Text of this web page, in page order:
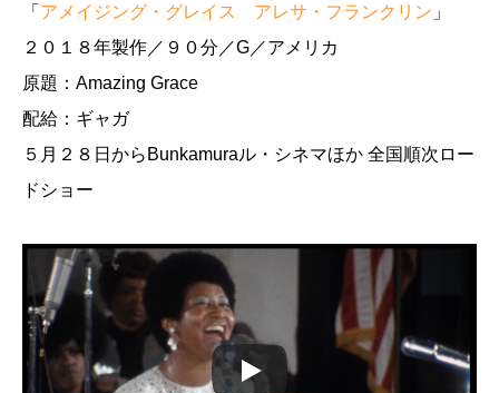
「 アメイジング・グレイス アレサ・フランクリン 」
２０１８年製作／９０分／G／アメリカ
原題：Amazing Grace
配給：ギャガ
５月２８日からBunkamuraル・シネマほか 全国順次ロー
ドショー